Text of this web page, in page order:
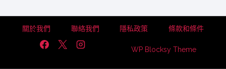
關於我們 聯絡我們 隱私政策 條款和條件
WP Blocksy Theme